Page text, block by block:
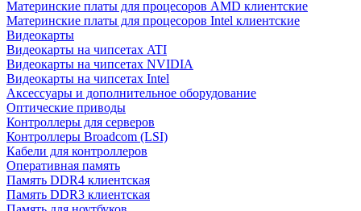
Материнские платы для процесоров AMD клиентские
Материнские платы для процесоров Intel клиентские
Видеокарты
Видеокарты на чипсетах ATI
Видеокарты на чипсетах NVIDIA
Видеокарты на чипсетах Intel
Аксессуары и дополнительное оборудование
Оптические приводы
Контроллеры для серверов
Контроллеры Broadcom (LSI)
Кабели для контроллеров
Оперативная память
Память DDR4 клиентская
Память DDR3 клиентская